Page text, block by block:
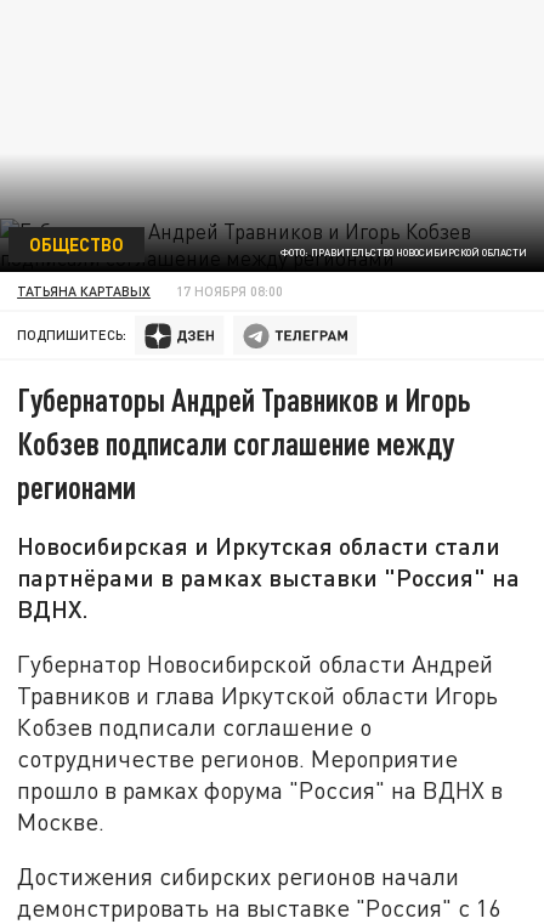
ФОТО: ПРАВИТЕЛЬСТВО НОВОСИБИРСКОЙ ОБЛАСТИ
ОБЩЕСТВО
ТАТЬЯНА КАРТАВЫХ 17 НОЯБРЯ 08:00
ПОДПИШИТЕСЬ:
Губернаторы Андрей Травников и Игорь
Кобзев подписали соглашение между
регионами
Новосибирская и Иркутская области стали
партнёрами в рамках выставки "Россия" на
ВДНХ.
Губернатор Новосибирской области Андрей
Травников и глава Иркутской области Игорь
Кобзев подписали соглашение о
сотрудничестве регионов. Мероприятие
прошло в рамках форума "Россия" на ВДНХ в
Москве.
Достижения сибирских регионов начали
демонстрировать на выставке "Россия" с 16